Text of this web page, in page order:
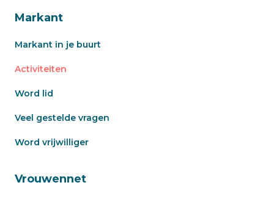
Markant
Markant in je buurt
Activiteiten
Word lid
Veel gestelde vragen
Word vrijwilliger
Vrouwennet